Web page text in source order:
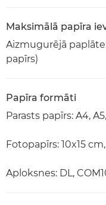
Maksimālā papīra
Aizmugurējā
papīrs)
Papīra formāti
Parasts papīrs: A4,
Fotopapīrs: 10x15
Aploksnes: DL,